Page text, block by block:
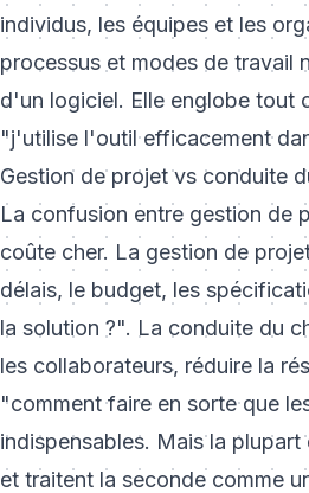
individus, les équipes et les
processus et modes de travail
d'un logiciel. Elle englobe
"j'utilise l'outil efficacement
Gestion de projet vs conduite
La confusion entre gestion de
coûte cher. La gestion de
délais, le budget, les
la solution ?". La conduite du
les collaborateurs, réduire la
"comment faire en sorte que
indispensables. Mais la
et traitent la seconde comme